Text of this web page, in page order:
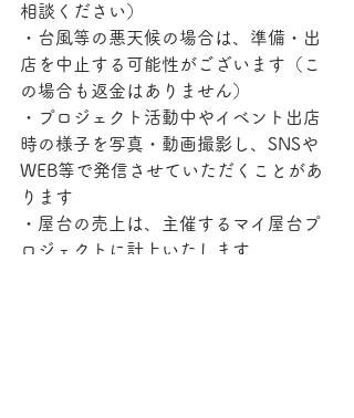
相談ください）
・台風等の悪天候の場合は、準備・出
店を中止する可能性がございます（こ
の場合も返金はありません）
・プロジェクト活動中やイベント出店
時の様子を写真・動画撮影し、SNSや
WEB等で発信させていただくことがあ
ります
・屋台の売上は、主催するマイ屋台プ
ロジェクトに計上いたします